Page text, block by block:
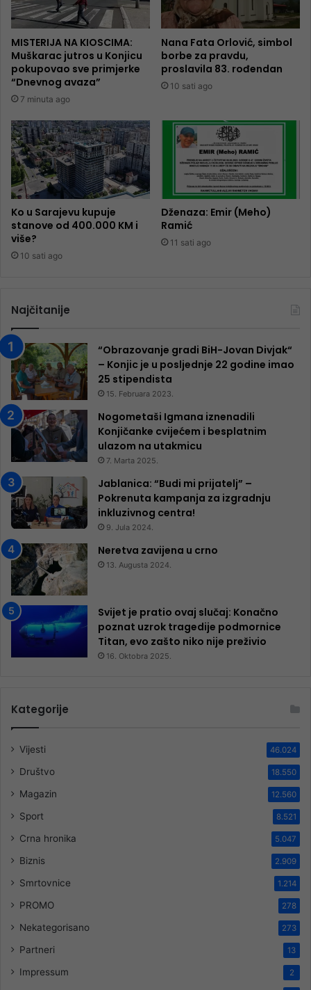
MISTERIJA NA KIOSCIMA:
Muškarac jutros u Konjicu
pokupovao sve primjerke
“Dnevnog avaza”
7 minuta ago
Nana Fata Orlović, simbol
borbe za pravdu,
proslavila 83. rođendan
10 sati ago
Ko u Sarajevu kupuje
stanove od 400.000 KM i
više?
10 sati ago
Dženaza: Emir (Meho)
Ramić
11 sati ago
Najčitanije
“Obrazovanje gradi BiH-Jovan Divjak“
– Konjic je u posljednje 22 godine imao
25 ​​stipendista
15. Februara 2023.
Nogometaši Igmana iznenadili
Konjičanke cvijećem i besplatnim
ulazom na utakmicu
7. Marta 2025.
Jablanica: “Budi mi prijatelj” –
Pokrenuta kampanja za izgradnju
inkluzivnog centra!
9. Jula 2024.
Neretva zavijena u crno
13. Augusta 2024.
Svijet je pratio ovaj slučaj: Konačno
poznat uzrok tragedije podmornice
Titan, evo zašto niko nije preživio
16. Oktobra 2025.
Kategorije
Vijesti 46.024
Društvo 18.550
Magazin 12.560
Sport 8.521
Crna hronika 5.047
Biznis 2.909
Smrtovnice 1.214
PROMO 278
Nekategorisano 273
Partneri 13
Impressum 2